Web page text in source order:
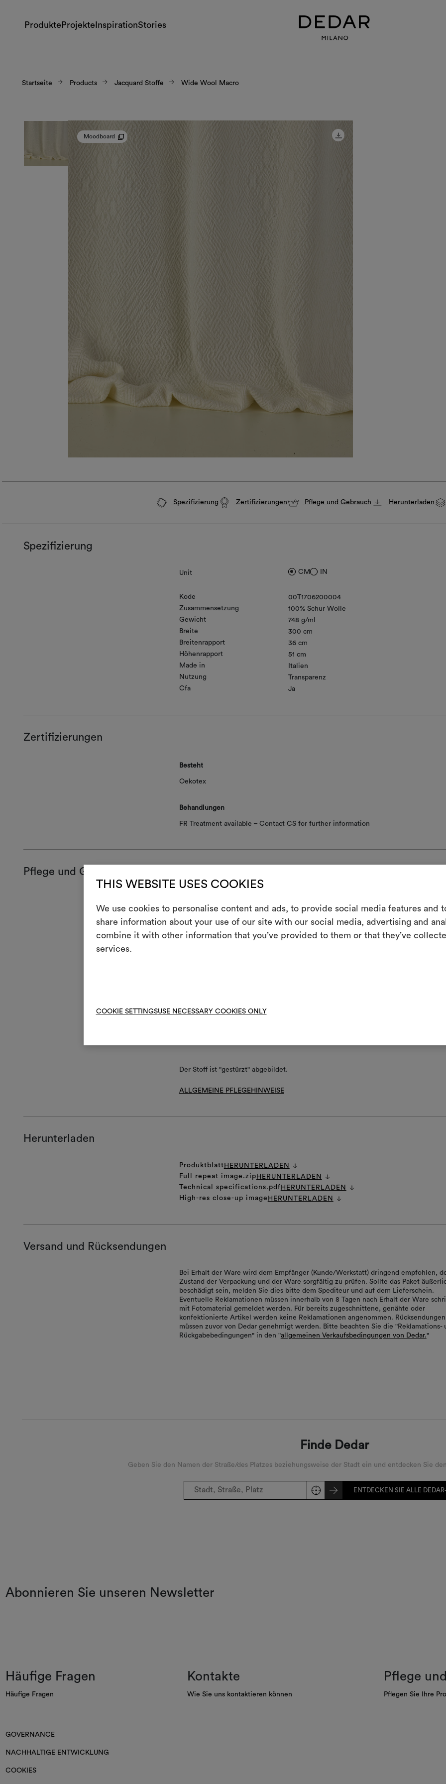
THIS WEBSITE USES COOKIES
We use cookies to personalise content and ads, to provide social media features and
share information about your use of our site with our social media, advertising and
combine it with other information that you’ve provided to them or that they’ve
services.
COOKIE SETTINGSUSE NECESSARY COOKIES ONLY
Produkte Projekte InspirationStories
Startseite Products Jacquard Stoffe Wide Wool Macro
Moodboard
Spezifizierung Zertifizierungen Pflege und Gebrauch Herunterladen
Spezifizierung
Unit CM IN
Kode
00T1706200004
Zusammensetzung
100% Schur Wolle
Gewicht
748 g/ml
Breite
300 cm
Breitenrapport
36 cm
Höhenrapport
51 cm
Made in
Italien
Nutzung
Transparenz
Cfa
Ja
Zertifizierungen
Besteht
Oekotex
Behandlungen
FR Treatment available – Contact CS for further information
Pflege und Gebrauch
Wartung/Waschen
1
V Nicht schleudern
Der Stoff ist "gestürzt" abgebildet.
ALLGEMEINE PFLEGEHINWEISE
Herunterladen
Produktblatt HERUNTERLADEN
Full repeat image.zip HERUNTERLADEN
Technical specifications.pdf HERUNTERLADEN
High-res close-up image HERUNTERLADEN
Versand und Rücksendungen
Bei Erhalt der Ware wird dem Empfänger (Kunde/Werkstatt) dringend empfohlen,
Zustand der Verpackung und der Ware sorgfältig zu prüfen. Sollte das Paket
beschädigt sein, melden Sie dies bitte dem Spediteur und auf dem Lieferschein.
Eventuelle Reklamationen müssen innerhalb von 8 Tagen nach Erhalt der Ware
mit Fotomaterial gemeldet werden. Für bereits zugeschnittene, genähte oder
konfektionierte Artikel werden keine Reklamationen angenommen. Rücksendungen
müssen zuvor von Dedar genehmigt werden. Bitte beachten Sie die "Reklamations-
Rückgabebedingungen" in den "allgemeinen Verkaufsbedingungen von Dedar."
Finde Dedar
Geben Sie den Namen der Straße/des Platzes beziehungsweise der Stadt ein und entdecken Sie
ENTDECKEN SIE ALLE
Abonnieren Sie unseren Newsletter
Häufige Fragen
Häufige Fragen
Kontakte
Wie Sie uns kontaktieren können
Pflege
Pflegen Sie Ihre
GOVERNANCE
NACHHALTIGE ENTWICKLUNG
COOKIES
Ein
Leben
Um